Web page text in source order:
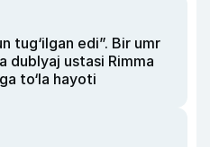
tug‘ilgan edi”. Bir umr
dublyaj ustasi Rimma
to‘la hayoti